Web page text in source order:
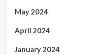
May 2024
April 2024
January 2024